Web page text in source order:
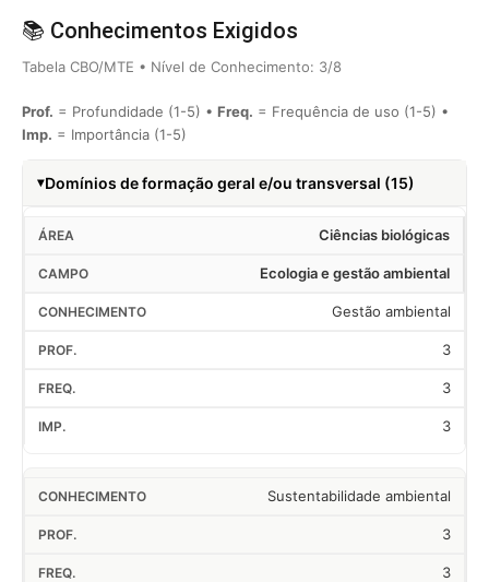
📚 Conhecimentos Exigidos
Tabela CBO/MTE • Nível de Conhecimento: 3/8
Prof. = Profundidade (1-5) • Freq. = Frequência de uso (1-5) •
Imp. = Importância (1-5)
Domínios de formação geral e/ou transversal (15)
Ciências biológicas
Ecologia e gestão ambiental
Gestão ambiental
3
3
3
Sustentabilidade ambiental
3
3